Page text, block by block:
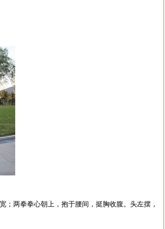
；两拳拳心朝上，抱于腰间，挺胸收腹。头左摆，